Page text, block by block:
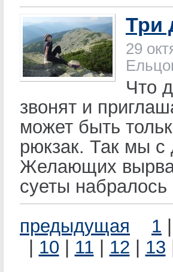
Три
29
Что
звонят и
может быть
рюкзак. Так мы с
Желающих
суеты
предыдущая
1
10 11 12 13